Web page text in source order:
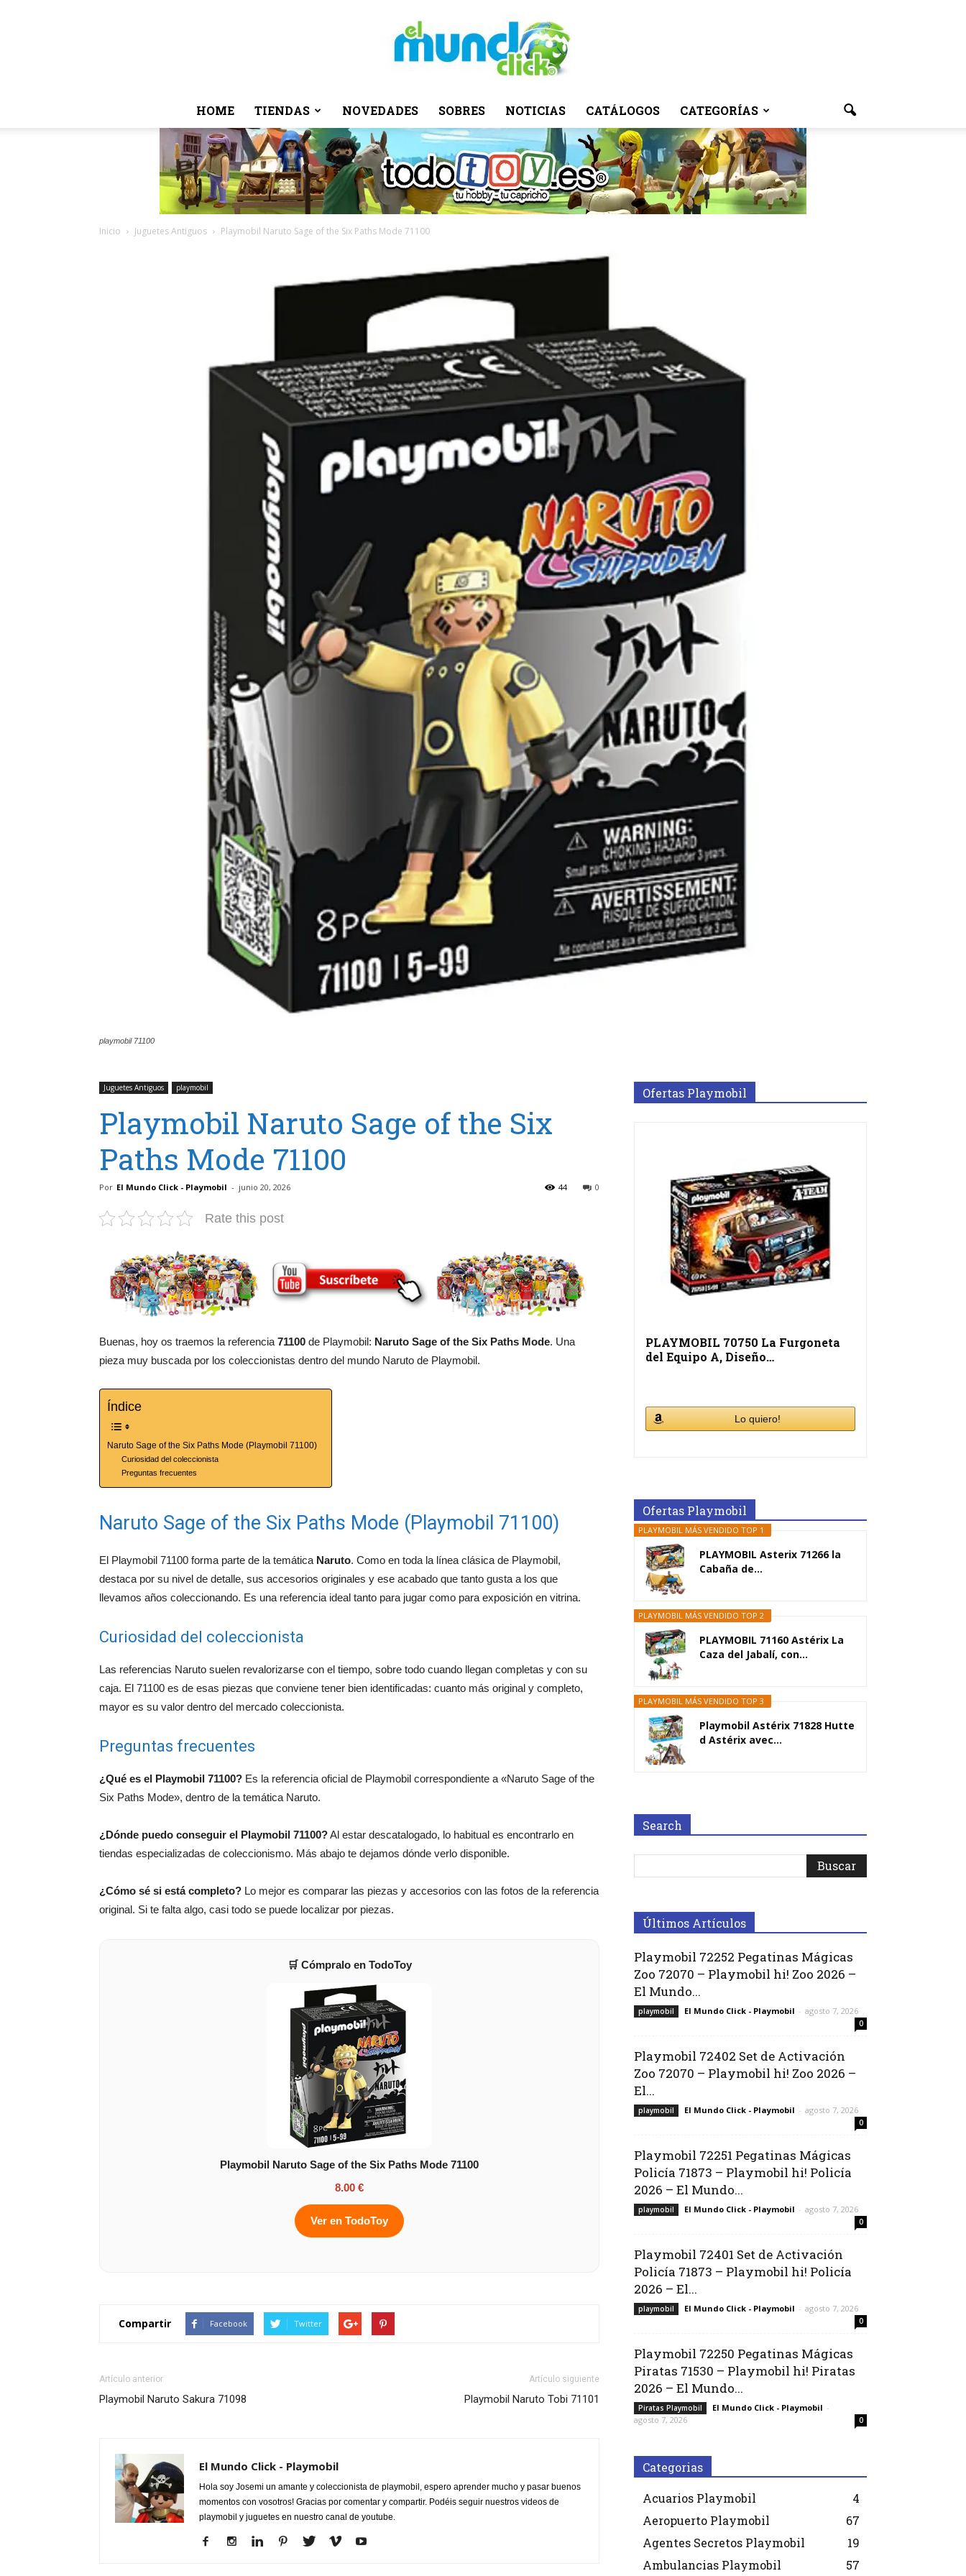
El
HOME TIENDAS NOVEDADES SOBRES NOTICIAS CATÁLOGOS CATEGORÍAS
Inicio Juguetes Antiguos Playmobil Naruto Sage of the Six Paths Mode 71100
playmobil 71100
Juguetes Antiguos playmobil
Playmobil Naruto Sage of the Six
Paths Mode 71100
Por El Mundo Click - Playmobil - junio 20, 2026 0
44
Rate this post
Buenas, hoy os traemos la referencia 71100 de Playmobil: Naruto Sage of the Six Paths Mode. Una
pieza muy buscada por los coleccionistas dentro del mundo Naruto de Playmobil.
Índice
Naruto Sage of the Six Paths Mode (Playmobil 71100)
Curiosidad del coleccionista
Preguntas frecuentes
Naruto Sage of the Six Paths Mode (Playmobil 71100)
El Playmobil 71100 forma parte de la temática Naruto. Como en toda la línea clásica de Playmobil,
destaca por su nivel de detalle, sus accesorios originales y ese acabado que tanto gusta a los que
llevamos años coleccionando. Es una referencia ideal tanto para jugar como para exposición en vitrina.
Curiosidad del coleccionista
Las referencias Naruto suelen revalorizarse con el tiempo, sobre todo cuando llegan completas y con su
caja. El 71100 es de esas piezas que conviene tener bien identificadas: cuanto más original y completo,
mayor es su valor dentro del mercado coleccionista.
Preguntas frecuentes
¿Qué es el Playmobil 71100? Es la referencia oficial de Playmobil correspondiente a «Naruto Sage of the
Six Paths Mode», dentro de la temática Naruto.
¿Dónde puedo conseguir el Playmobil 71100?Al estar descatalogado, lo habitual es encontrarlo en
tiendas especializadas de coleccionismo. Más abajo te dejamos dónde verlo disponible.
¿Cómo sé si está completo? Lo mejor es comparar las piezas y accesorios con las fotos de la referencia
original. Si te falta algo, casi todo se puede localizar por piezas.
🛒 Cómpralo en TodoToy
Playmobil Naruto Sage of the Six Paths Mode 71100
8.00 €
Ver en TodoToy
Compartir Facebook Twitter
Artículo anterior
Playmobil Naruto Sakura 71098
Artículo siguiente
Playmobil Naruto Tobi 71101
El Mundo Click - Playmobil
Hola soy Josemi un amante y coleccionista de playmobil, espero aprender mucho y pasar buenos
momentos con vosotros! Gracias por comentar y compartir. Podéis seguir nuestros videos de
playmobil y juguetes en nuestro canal de youtube.
Ofertas Playmobil
PLAYMOBIL 70750 La Furgoneta
del Equipo A, Diseño…
Lo quiero!
Ofertas Playmobil
PLAYMOBIL MÁS VENDIDO TOP 1
PLAYMOBIL Asterix 71266 la
Cabaña de...
PLAYMOBIL MÁS VENDIDO TOP 2
PLAYMOBIL 71160 Astérix La
Caza del Jabalí, con...
PLAYMOBIL MÁS VENDIDO TOP 3
Playmobil Astérix 71828 Hutte
d Astérix avec...
Search
Últimos Artículos
Playmobil 72252 Pegatinas Mágicas
Zoo 72070 – Playmobil hi! Zoo 2026 –
El Mundo...
playmobil El Mundo Click - Playmobil - agosto 7, 2026
0
Playmobil 72402 Set de Activación
Zoo 72070 – Playmobil hi! Zoo 2026 –
El...
playmobil El Mundo Click - Playmobil - agosto 7, 2026
0
Playmobil 72251 Pegatinas Mágicas
Policía 71873 – Playmobil hi! Policía
2026 – El Mundo...
playmobil El Mundo Click - Playmobil - agosto 7, 2026
0
Playmobil 72401 Set de Activación
Policía 71873 – Playmobil hi! Policía
2026 – El...
playmobil El Mundo Click - Playmobil - agosto 7, 2026
0
Playmobil 72250 Pegatinas Mágicas
Piratas 71530 – Playmobil hi! Piratas
2026 – El Mundo...
Piratas Playmobil El Mundo Click - Playmobil -
agosto 7, 2026
0
Categorias
Acuarios Playmobil
4
Aeropuerto Playmobil
67
Agentes Secretos Playmobil
19
Ambulancias Playmobil
57